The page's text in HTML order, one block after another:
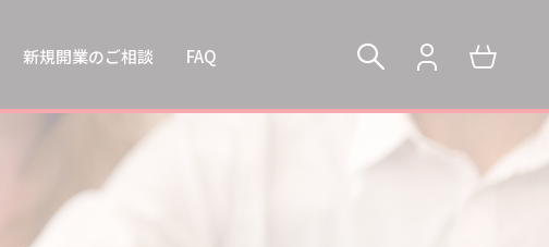
新規開業のご相談 FAQ